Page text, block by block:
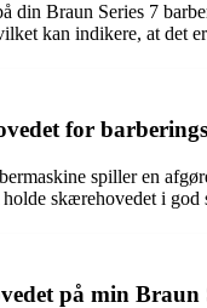
din Braun Series 7
kan indikere, at det
for
spiller en
skærehovedet i god
på min Braun